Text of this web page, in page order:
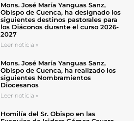
Mons. José María Yanguas Sanz,
Obispo de Cuenca, ha designado los
siguientes destinos pastorales para
los Diáconos durante el curso 2026-
2027
Leer noticia »
Mons. José María Yanguas Sanz,
Obispo de Cuenca, ha realizado los
siguientes Nombramientos
Diocesanos
Leer noticia »
Homilía del Sr. Obispo en las